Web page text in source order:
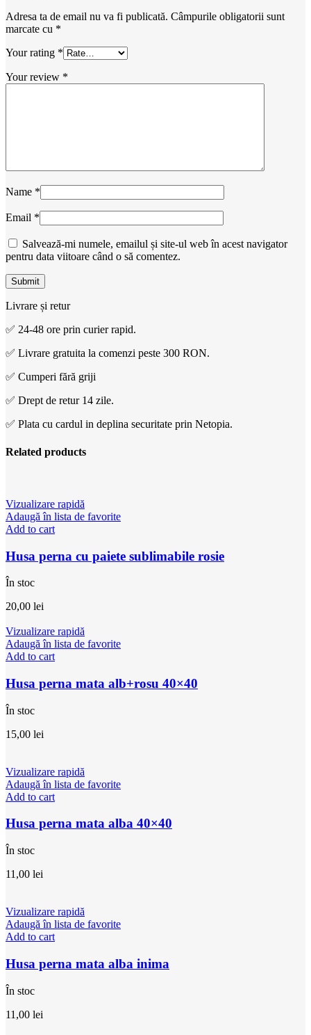
Adresa ta de email nu va fi publicată. Câmpurile obligatorii sunt
marcate cu *
Your rating *
Your review *
Name *
Email *
Salvează-mi numele, emailul și site-ul web în acest navigator
pentru data viitoare când o să comentez.
Livrare și retur
✅ 24-48 ore prin curier rapid.
✅ Livrare gratuita la comenzi peste 300 RON.
✅ Cumperi fără griji
✅ Drept de retur 14 zile.
✅ Plata cu cardul in deplina securitate prin Netopia.
Related products
Vizualizare rapidă
Adaugă în lista de favorite
Add to cart
Husa perna cu paiete sublimabile rosie
În stoc
20,00 lei
Vizualizare rapidă
Adaugă în lista de favorite
Add to cart
Husa perna mata alb+rosu 40×40
În stoc
15,00 lei
Vizualizare rapidă
Adaugă în lista de favorite
Add to cart
Husa perna mata alba 40×40
În stoc
11,00 lei
Vizualizare rapidă
Adaugă în lista de favorite
Add to cart
Husa perna mata alba inima
În stoc
11,00 lei